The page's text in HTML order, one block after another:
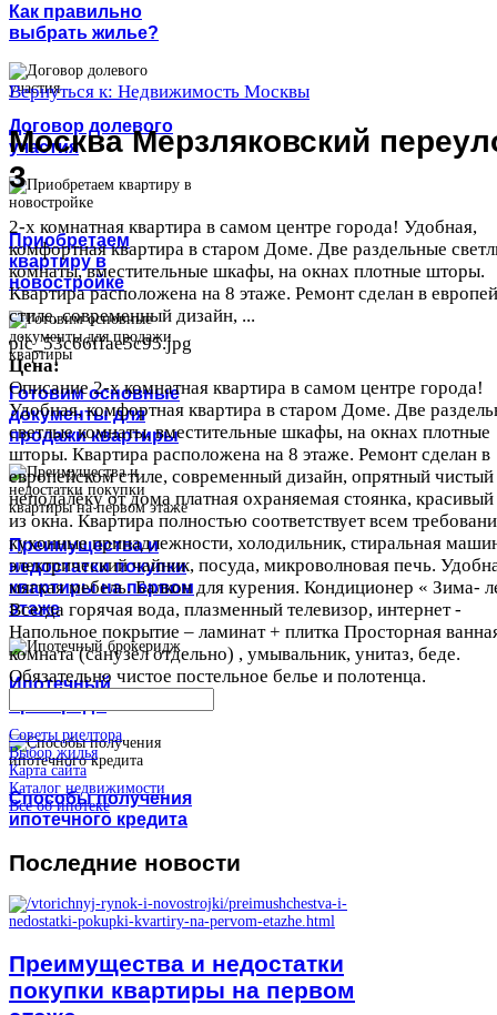
Как правильно
выбрать жилье?
Договор долевого
участия
Приобретаем
квартиру в
новостройке
Готовим основные
документы для
продажи квартиры
Преимущества и
недостатки покупки
квартиры на первом
этаже
Ипотечный
Способы получения
ипотечного кредита
Вернуться к: Недвижимость Москвы
Москва Мерзляковский
3
2-х комнатная квартира в самом центре города! Удобная,
комфортная квартира в старом Доме. Две раздельные
комнаты, вместительные шкафы, на окнах плотные шторы.
Квартира расположена на 8 этаже. Ремонт сделан в
стиле, современный дизайн, ...
pic_53c66ffae5c95.jpg
Цена:
Описание2-х комнатная квартира в самом центре города!
Удобная, комфортная квартира в старом Доме. Две
светлые комнаты, вместительные шкафы, на окнах плотные
шторы. Квартира расположена на 8 этаже. Ремонт сделан в
европейском стиле, современный дизайн, опрятный
неподалёку от дома платная охраняемая стоянка,
из окна. Квартира полностью соответствует всем
кухонные принадлежности, холодильник, стиральная
электрический чайник, посуда, микроволновая печь.
мягкая мебель. Балкон для курения. Кондиционер « Зима-
Всегда горячая вода, плазменный телевизор, интернет -
Напольное покрытие – ламинат + плитка Просторная
комната (санузел отдельно) , умывальник, унитаз, беде.
Обязательно чистое постельное белье и полотенца.
Советы риелтора
Выбор жилья
Карта сайта
Каталог недвижимости
Все об ипотеке
Последние новости
Преимущества и недостатки
покупки квартиры на первом